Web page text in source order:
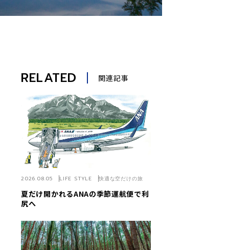
RELATED 関連記事
夏だけ開かれるANAの季節運航便で利
尻へ
2026.08.05 LIFE STYLE 快適な空だけの旅